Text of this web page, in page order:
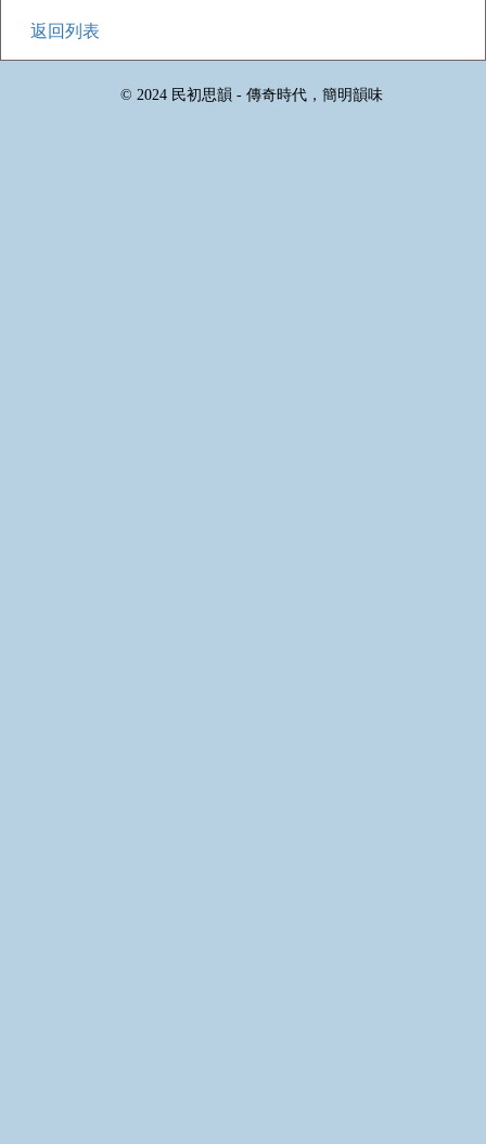
返回列表
© 2024 民初思韻 - 傳奇時代，簡明韻味